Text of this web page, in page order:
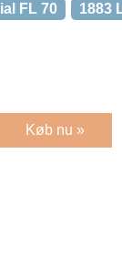
FL 70
1883
Køb nu »